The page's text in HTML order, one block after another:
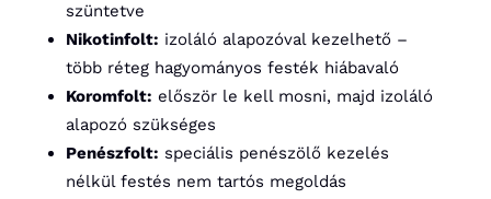
szüntetve
Nikotinfolt: izoláló alapozóval kezelhető –
több réteg hagyományos festék hiábavaló
Koromfolt: először le kell mosni, majd izoláló
alapozó szükséges
Penészfolt: speciális penészölő kezelés
nélkül festés nem tartós megoldás